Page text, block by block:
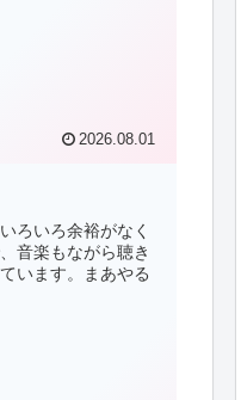
2026.08.01
ろいろ余裕がなく
音楽もながら聴き
います。まあやる